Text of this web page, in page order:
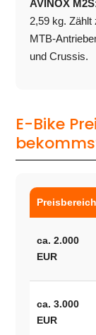
AVINOX
2,59 kg.
MTB-
und Crussis.
E-Bike
Preisbereich
ca. 2.000
EUR
ca. 3.000
EUR